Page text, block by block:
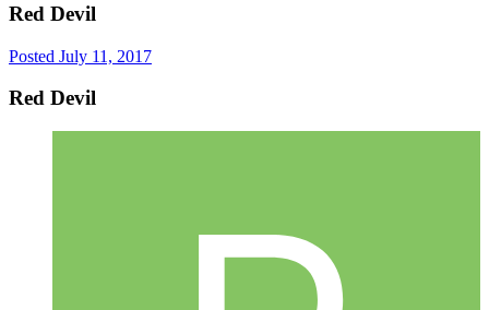
Red Devil
Posted July 11, 2017
Red Devil